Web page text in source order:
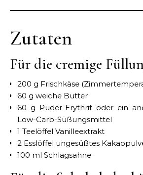
Zutaten
Für die cremige
200 g Frischkäse
60 g weiche Butter
60 g Puder-Erythrit oder ein
Low-Carb-Süßungsmittel
1 Teelöffel Vanilleextrakt
2 Esslöffel ungesüßtes
100 ml Schlagsahne